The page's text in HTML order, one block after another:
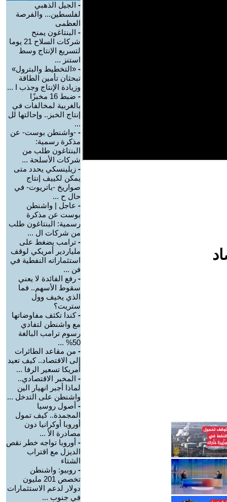
- الجيل الذهبي
لفلسطين... والفرصة
العظمى
- البنتاغون يمنح
شركات السلاح 21 يوما
لتسريع الإنتاج وسط
استنز ...
- «التخطيط والبترول»
تبحثان تأمين الطاقة
وزيادة الإنتاج وجذب ا ...
-
ضبط 16 مخبزًا
بالغربية لمخالفات في
إنتاج الخبز.. وإحالتها لل
...
- -واشنطن بوست- عن
مذكرة رسمية:
البنتاغون طلب من
شركات الأسلحة ...
- زيلينسكي يحدد متى
يمكن لكييف إنتاج
صواريخ -باتريوت- في
حال ح ...
- عاجل | واشنطن
بوست عن مذكرة
رسمية: البنتاغون طلب
من شركات ال ...
- ترامب يضغط على
ملياردير أمريكي لوقف
استثماراته النفطية في
فن ...
- رفع الفائدة لا يعني
سقوط الأسهم.. فما
الذي يخيف وول
ستريت؟
-كندا تكثف مفاوضاتها
مع واشنطن لتفادي
رسوم ترامب البالغة
50% ...
- من مقاعد الطائرات
إلى الاقتصاد.. كيف تعيد
أمريكا تسعير الرفا ...
- المخبر الاقتصادي..
لماذا أجبر انهيار الين
واشنطن على التدخل ...
- أصول روسيا
المجمدة.. كيف تمول
أوروبا أوكرانيا دون
مصادرة الأ ...
- أوروبا تواجه خطر نقص
الديزل مع اقتراب
الشتاء
- روبيو: واشنطن
تخصص 201 مليون
دولار لدعم الاستثمارات
في جنوب ...